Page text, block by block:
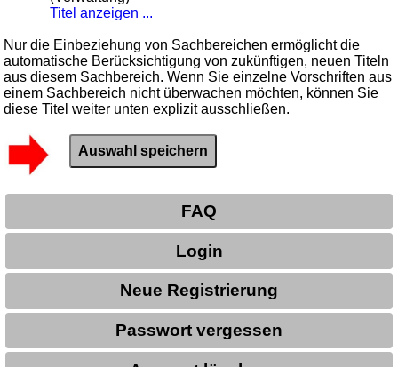
Titel anzeigen ...
Nur die Einbeziehung von Sachbereichen ermöglicht die
automatische Berücksichtigung von zukünftigen, neuen Titeln
aus diesem Sachbereich. Wenn Sie einzelne Vorschriften aus
einem Sachbereich nicht überwachen möchten, können Sie
diese Titel weiter unten explizit ausschließen.
FAQ
Login
Neue Registrierung
Passwort vergessen